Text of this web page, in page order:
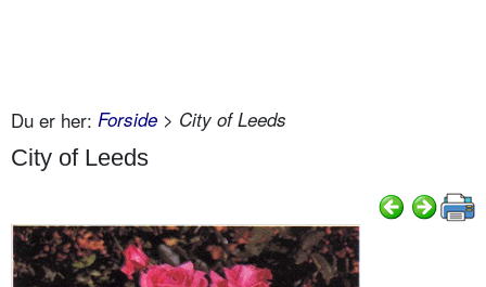
Du er her: Forside > City of Leeds
City of Leeds